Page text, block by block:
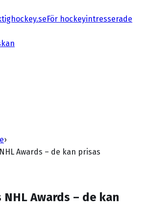
För hockeyintresserade
›
Awards – de kan prisas
Awards – de kan